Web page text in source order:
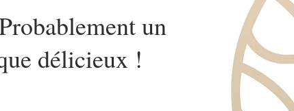
un
délicieux !